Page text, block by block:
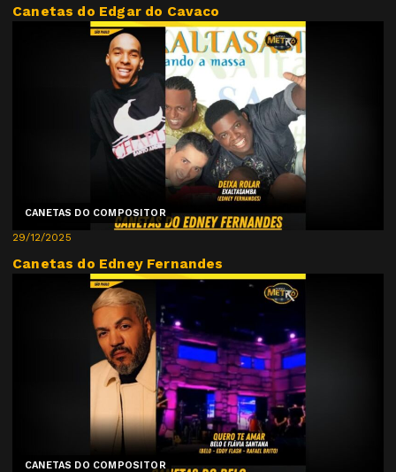
Canetas do Edgar do Cavaco
CANETAS DO COMPOSITOR
29/12/2025
Canetas do Edney Fernandes
CANETAS DO COMPOSITOR